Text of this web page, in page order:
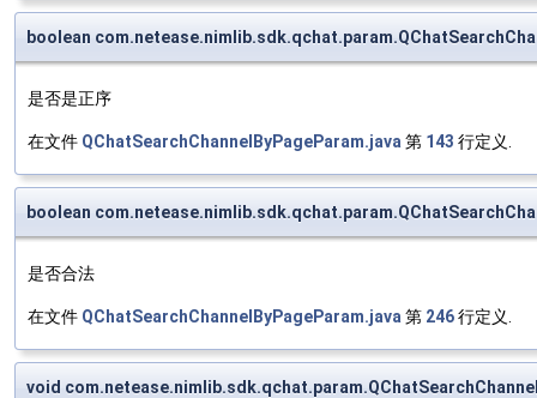
boolean
是否是正序
在文件 QChatSearchChannelByPageParam.java 第 143 行定义.
boolean
是否合法
在文件 QChatSearchChannelByPageParam.java 第 246行定义.
void